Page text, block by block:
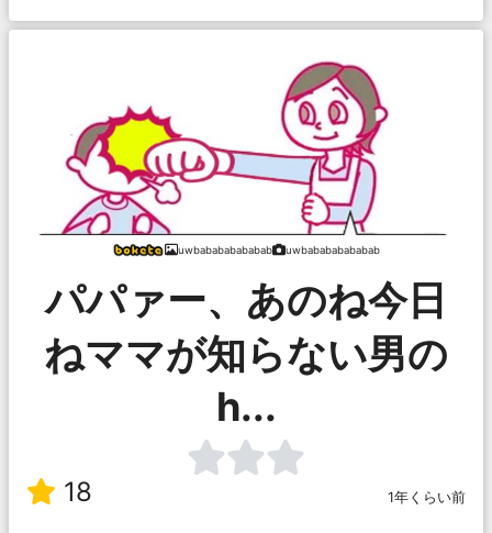
uwbabababababab uwbabababababab
パパァー、あのね今日
ねママが知らない男の
h...
18 1年くらい前